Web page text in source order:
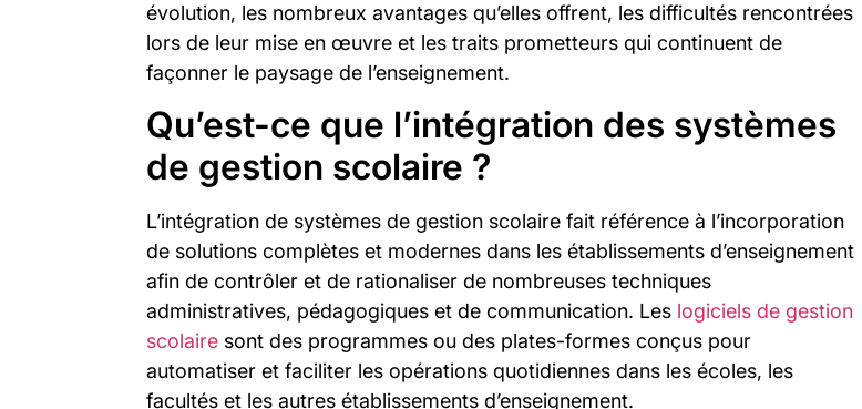
évolution, les nombreux avantages qu’elles offrent, les difficultés rencontrées
lors de leur mise en œuvre et les traits prometteurs qui continuent de
façonner le paysage de l’enseignement.
Qu’est-ce que l’intégration des systèmes
de gestion scolaire ?
L’intégration de systèmes de gestion scolaire fait référence à l’incorporation
de solutions complètes et modernes dans les établissements d’enseignement
afin de contrôler et de rationaliser de nombreuses techniques
administratives, pédagogiques et de communication. Les logiciels de gestion
scolaire sont des programmes ou des plates-formes conçus pour
automatiser et faciliter les opérations quotidiennes dans les écoles, les
facultés et les autres établissements d’enseignement.